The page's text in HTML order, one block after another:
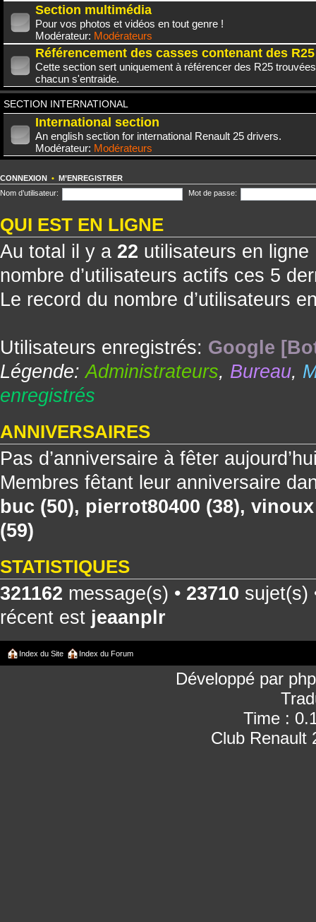
Section multimédia
Pour vos photos et vidéos en tout genre !
Modérateur: Modérateurs
Référencement des casses contenant des R25
Cette section sert uniquement à référencer des R25
chacun s'entraide.
SECTION INTERNATIONAL
International section
An english section for international Renault 25 drivers.
Modérateur: Modérateurs
CONNEXION • M’ENREGISTRER
Nom d’utilisateur:
Mot de passe:
QUI EST EN LIGNE
Au total il y a 22 utilisateurs en
nombre d’utilisateurs actifs ces 5
Le record du nombre d’utilisateurs
Utilisateurs enregistrés: Google
Légende:Administrateurs, Bureau,
enregistrés
ANNIVERSAIRES
Pas d’anniversaire à fêter
Membres fêtant leur anniversaire
buc (50), pierrot80400 (38), vinoux
(59)
STATISTIQUES
321162 message(s) • 23710 sujet(s)
récent est jeaanplr
Index du Site Index du Forum
Développé par
Time :
Club Renault